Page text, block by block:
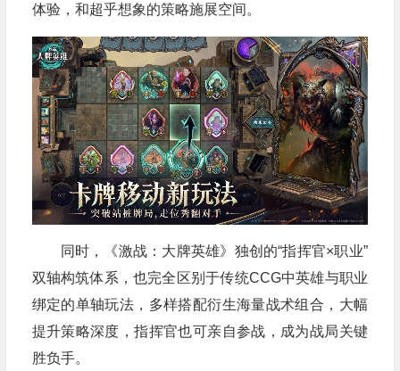
体验，和超乎想象的策略施展空间。
同时，《激战：大牌英雄》独创的“指挥官×职业”
双轴构筑体系，也完全区别于传统CCG中英雄与职业
绑定的单轴玩法，多样搭配衍生海量战术组合，大幅
提升策略深度，指挥官也可亲自参战，成为战局关键
胜负手。